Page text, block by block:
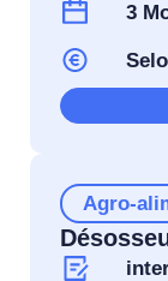
3
Agro-